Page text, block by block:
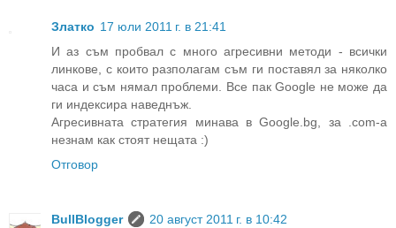
Златко 17 юли 2011 г. в 21:41
И аз съм пробвал с много агресивни методи - всички
линкове, с които разполагам съм ги поставял за няколко
часа и съм нямал проблеми. Все пак Google не може да
ги индексира наведнъж.
Агресивната стратегия минава в Google.bg, за .com-a
незнам как стоят нещата :)
Отговор
BullBlogger
20 август 2011 г. в 10:42